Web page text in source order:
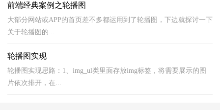
前端经典案例之轮播图
大部分网站或APP的首页差不多都运用到了轮播图，下边就探讨一下
关于轮播图的...
轮播图实现
轮播图实现思路：1、img_ul类里面存放img标签，将需要展示的图
片依次排开，在...